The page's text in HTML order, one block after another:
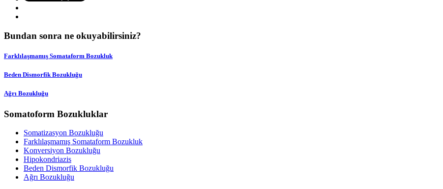
Bundan sonra ne okuyabilirsiniz?
Farklılaşmamış Somataform Bozukluk
Beden Dismorfik Bozukluğu
Ağrı Bozukluğu
Somatoform Bozukluklar
Somatizasyon Bozukluğu
Farklılaşmamış Somataform Bozukluk
Konversiyon Bozukluğu
Hipokondriazis
Beden Dismorfik Bozukluğu
Ağrı Bozukluğu